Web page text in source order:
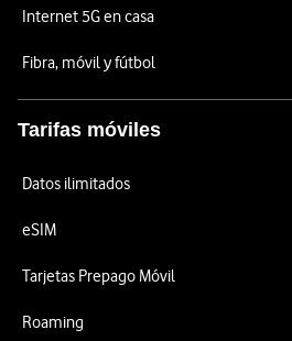
Internet 5G en casa
Fibra, móvil y fútbol
Tarifas móviles
Datos ilimitados
eSIM
Tarjetas Prepago Móvil
Roaming